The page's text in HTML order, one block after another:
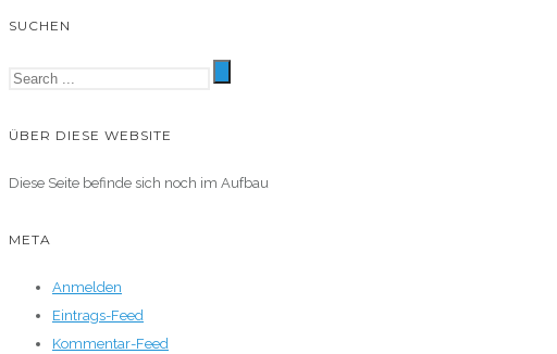
SUCHEN
ÜBER DIESE WEBSITE
Diese Seite befinde sich noch im Aufbau
META
Anmelden
Eintrags-Feed
Kommentar-Feed